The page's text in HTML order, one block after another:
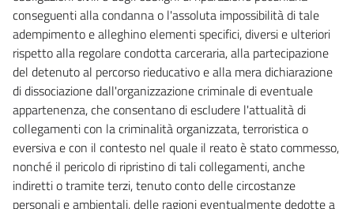
conseguenti alla condanna o l'assoluta impossibilità di tale
adempimento e alleghino elementi specifici, diversi e ulteriori
rispetto alla regolare condotta carceraria, alla partecipazione
del detenuto al percorso rieducativo e alla mera dichiarazione
di dissociazione dall'organizzazione criminale di eventuale
appartenenza, che consentano di escludere l'attualità di
collegamenti con la criminalità organizzata, terroristica o
eversiva e con il contesto nel quale il reato è stato commesso,
nonché il pericolo di ripristino di tali collegamenti, anche
indiretti o tramite terzi, tenuto conto delle circostanze
personali e ambientali, delle ragioni eventualmente dedotte a